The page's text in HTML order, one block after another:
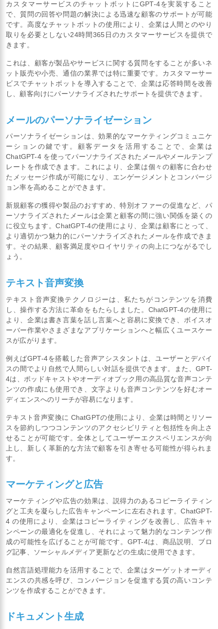
カスタマーサービスのチャットボットにGPT-4を実装すること
で、質問の回答や問題の解決による迅速な顧客のサポートが可能
です。高度なチャットボットの使用により、企業は人間とのやり
取りを必要としない24時間365日のカスタマーサービスを提供で
きます。
これは、顧客が製品やサービスに関する質問をすることが多いネ
ット販売や小売、通信の業界では特に重要です。カスタマーサー
ビスでチャットボットを導入することで、企業は応答時間を改善
し、顧客向けにパーソナライズされたサポートを提供できます。
メールのパーソナライゼーション
パーソナライゼーションは、効果的なマーケティングコミュニケ
ーションの鍵です。顧客データを活用することで、企業は
ChatGPT-4 を使ってパーソナライズされたメールやメールテンプ
レートを作成できます。これにより、企業は個々の顧客に合わせ
たメッセージ作成が可能になり、エンゲージメントとコンバージ
ョン率を高めることができます。
新規顧客の獲得や製品のおすすめ、特別オファーの促進など、パ
ーソナライズされたメールは企業と顧客の間に強い関係を築くの
に役立ちます。ChatGPT-4の使用により、企業は顧客にとって、
より適切かつ魅力的にパーソナライズされたメールを作成できま
す。その結果、顧客満足度やロイヤリティの向上につながるでし
ょう。
テキスト音声変換
テキスト音声変換テクノロジーは、私たちがコンテンツを消費
し、操作する方法に革命をもたらしました。ChatGPT-4の使用に
より、企業は書き言葉を話し言葉へと容易に変換でき、ボイスオ
ーバー作業やさまざまなアプリケーションへと幅広くユースケー
スが広がります。
例えばGPT-4を搭載した音声アシスタントは、ユーザーとデバイ
スの間でより自然で人間らしい対話を提供できます。また、GPT-
4は、ポッドキャストやオーディオブック用の高品質な音声コンテ
ンツの作成にも使用でき、文字よりも音声コンテンツを好むオー
ディエンスへのリーチが容易になります。
テキスト音声変換に ChatGPTの使用により、企業は時間とリソー
スを節約しつつコンテンツのアクセシビリティと包括性を向上さ
せることが可能です。全体としてユーザーエクスペリエンスが向
上し、新しく革新的な方法で顧客を引き寄せる可能性が得られま
す。
マーケティングと広告
マーケティングや広告の効果は、説得力のあるコピーライティン
グと工夫を凝らした広告キャンペーンに左右されます。ChatGPT-
4 の使用により、企業はコピーライティングを改善し、広告キャ
ンペーンの最適化を促進し、それによって魅力的なコンテンツ作
成の可能性を広げることが可能です。GPT-4は、商品説明、ブロ
グ記事、ソーシャルメディア更新などの生成に使用できます。
自然言語処理能力を活用することで、企業はターゲットオーディ
エンスの共感を呼び、コンバージョンを促進する質の高いコンテ
ンツを作成することができます。
ドキュメント生成